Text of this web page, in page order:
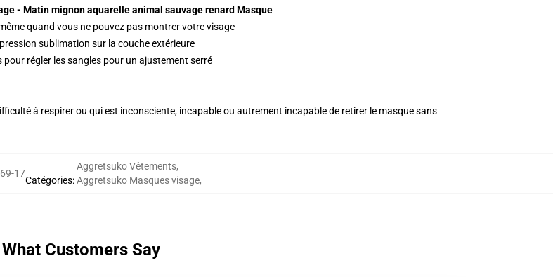
- Matin mignon aquarelle animal sauvage renard Masque
quand vous ne pouvez pas montrer votre visage
sublimation sur la couche extérieure
régler les sangles pour un ajustement serré
à respirer ou qui est inconsciente, incapable ou autrement incapable de retirer le masque sans
17
Catégories:
Aggretsuko Vêtements,
Aggretsuko Masques visage,
What Customers Say